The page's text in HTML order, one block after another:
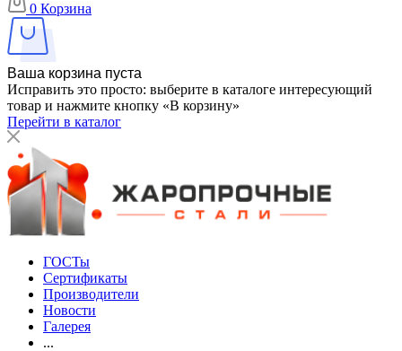
0 Корзина
Ваша корзина пуста
Исправить это просто: выберите в каталоге интересующий
товар и нажмите кнопку «В корзину»
Перейти в каталог
ГОСТы
Сертификаты
Производители
Новости
Галерея
...